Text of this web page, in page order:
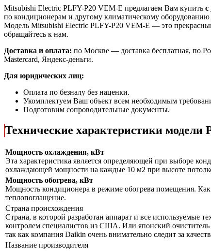
Mitsubishi Electric PLFY-P20 VEM-E предлагаем Вам купить с
по кондиционерам и другому климатическому
Модель Mitsubishi Electric PLFY-P20 VEM-E — это
обращайтесь к нам.
Доставка и оплата: по Москве — доставка бесплатная, по
Mastercard, Яндекс-деньги.
Для юридических лиц:
Оплата по безналу без наценки.
Укомплектуем Ваш объект всем необходимым
Подготовим сопроводительные документы.
Технические характеристики модели
Мощность охлаждения, кВт
Эта характеристика является определяющей при выборе
охлаждающей мощности на каждые 10 м2 при высоте
Мощность обогрева, кВт
Мощность кондиционера в режиме обогрева помещения.
теплопоглащение.
Страна происхождения
Страна, в которой разработан аппарат и все
контролем специалистов из США. Или японский
так как компания Daikin очень внимательно следит за
Название производителя